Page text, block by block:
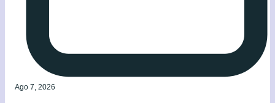
Ago 7, 2026